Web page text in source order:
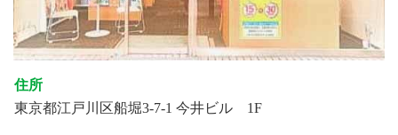
住所
東京都江戸川区船堀3-7-1 今井ビル 1F